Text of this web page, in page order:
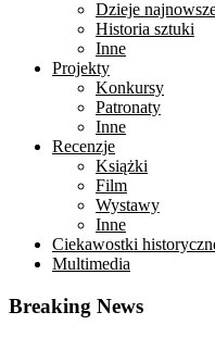
Dzieje
Historia sztuki
Inne
Projekty
Konkursy
Patronaty
Inne
Recenzje
Książki
Film
Wystawy
Inne
Ciekawostki
Multimedia
Breaking News